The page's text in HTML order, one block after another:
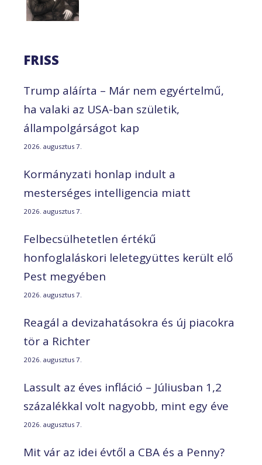
FRISS
Trump aláírta – Már nem egyértelmű,
ha valaki az USA-ban születik,
állampolgárságot kap
2026. augusztus 7.
Kormányzati honlap indult a
mesterséges intelligencia miatt
2026. augusztus 7.
Felbecsülhetetlen értékű
honfoglaláskori leletegyüttes került elő
Pest megyében
2026. augusztus 7.
Reagál a devizahatásokra és új piacokra
tör a Richter
2026. augusztus 7.
Lassult az éves infláció – Júliusban 1,2
százalékkal volt nagyobb, mint egy éve
2026. augusztus 7.
Mit vár az idei évtől a CBA és a Penny?